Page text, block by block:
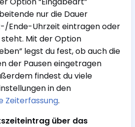
nur die Dauer
Ende-Uhrzeit eintragen oder
Mit der Option
legst du fest, ob auch die
der Pausen eingetragen
findest du viele
in den
Zeiterfassung.
über das